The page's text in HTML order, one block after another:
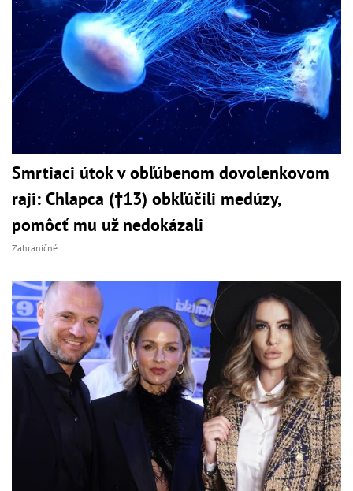
Smrtiaci útok v obľúbenom dovolenkovom
raji: Chlapca (†13) obkľúčili medúzy,
pomôcť mu už nedokázali
Zahraničné